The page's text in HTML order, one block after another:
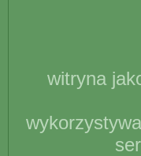
witryna